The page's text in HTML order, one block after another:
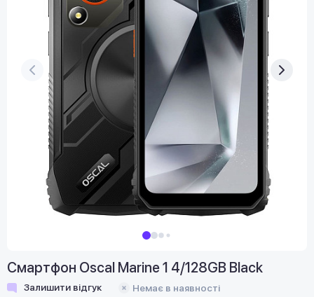
Смартфон Oscal Marine 1 4/128GB Black
Залишити відгук Немає в наявності